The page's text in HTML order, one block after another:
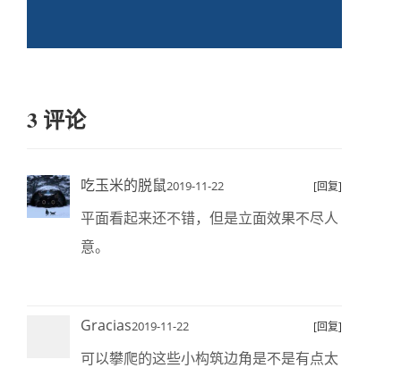
3 评论
吃玉米的脱鼠2019-11-22 [回复]
平面看起来还不错，但是立面效果不尽人
意。
Gracias2019-11-22 [回复]
可以攀爬的这些小构筑边角是不是有点太